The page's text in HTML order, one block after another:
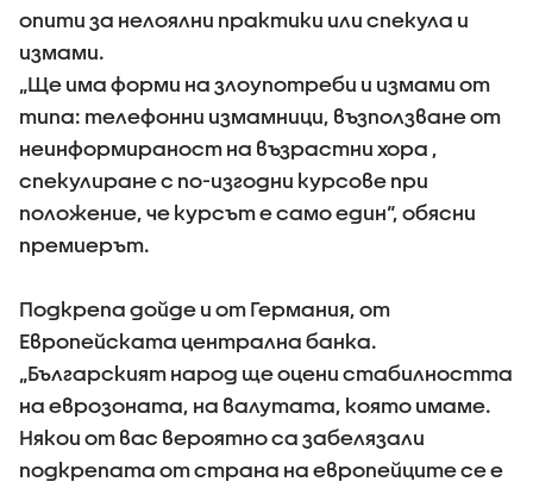
опити за нелоялни практики или спекула и
измами.
„Ще има форми на злоупотреби и измами от
типа: телефонни измамници, възползване от
неинформираност на възрастни хора ,
спекулиране с по-изгодни курсове при
положение, че курсът е само един“, обясни
премиерът.
Подкрепа дойде и от Германия, от
Европейската централна банка.
„Българският народ ще оцени стабилността
на еврозоната, на валутата, която имаме.
Някои от вас вероятно са забелязали
подкрепата от страна на европейците се е